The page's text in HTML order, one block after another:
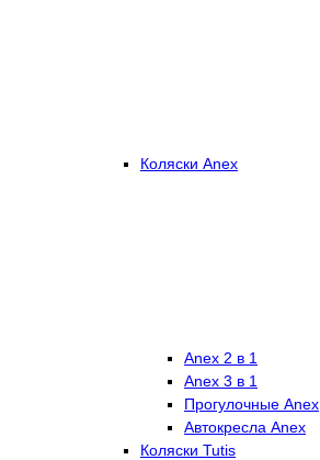
Коляски Anex
Anex 2 в 1
Anex 3 в 1
Прогулочные Anex
Автокресла Anex
Коляски Tutis